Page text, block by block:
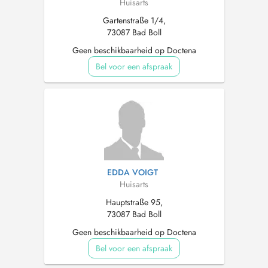
Huisarts
Gartenstraße 1/4,
73087 Bad Boll
Geen beschikbaarheid op Doctena
Bel voor een afspraak
EDDA VOIGT
Huisarts
Hauptstraße 95,
73087 Bad Boll
Geen beschikbaarheid op Doctena
Bel voor een afspraak